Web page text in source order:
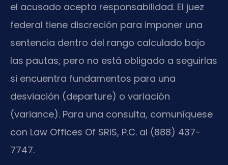
el acusado acepta responsabilidad. El juez
federal tiene discreción para imponer una
sentencia dentro del rango calculado bajo
las pautas, pero no está obligado a seguirlas
si encuentra fundamentos para una
desviación (departure) o variación
(variance). Para una consulta, comuníquese
con Law Offices Of SRIS, P.C. al (888) 437-
7747.